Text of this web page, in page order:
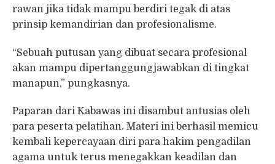
rawan jika tidak mampu berdiri tegak di atas
prinsip kemandirian dan profesionalisme.
“Sebuah putusan yang dibuat secara profesional
akan mampu dipertanggungjawabkan di tingkat
manapun,” pungkasnya.
Paparan dari Kabawas ini disambut antusias oleh
para peserta pelatihan. Materi ini berhasil memicu
kembali kepercayaan diri para hakim pengadilan
agama untuk terus menegakkan keadilan dan